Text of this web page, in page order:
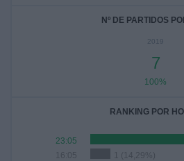
Nº DE PARTIDOS
2019
7
100%
RANKING POR
23:05
16:05
1 (14,29%)